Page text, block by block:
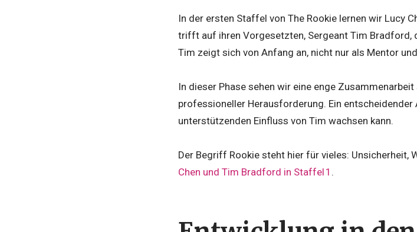
In der ersten Staffel von The Rookie lernen wir Lucy
trifft auf ihren Vorgesetzten, Sergeant Tim Bradford,
Tim zeigt sich von Anfang an, nicht nur als Mentor
In dieser Phase sehen wir eine enge
professioneller Herausforderung. Ein
unterstützenden Einfluss von Tim wachsen kann.
Der Begriff Rookie steht hier für vieles: Unsicherheit,
Chen und Tim Bradford in Staffel 1 .